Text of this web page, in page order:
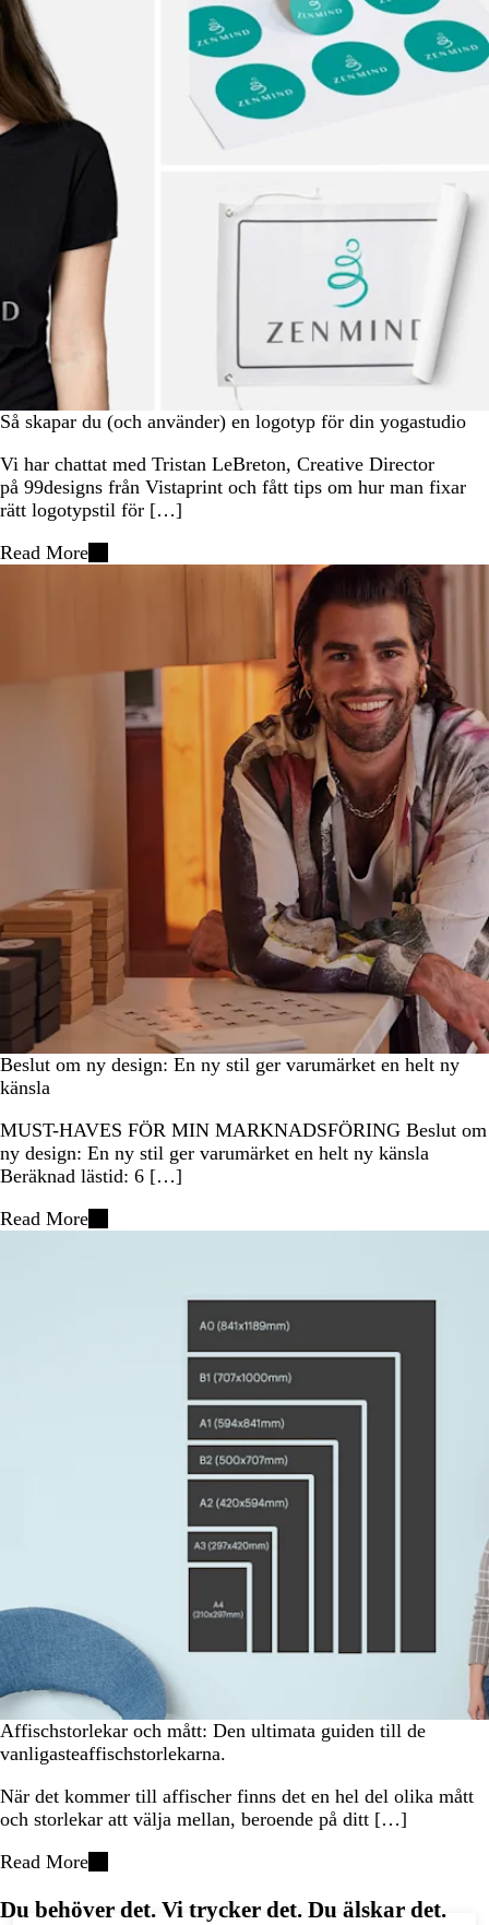
Så skapar du (och använder) en logotyp för din yogastudio
Vi har chattat med Tristan LeBreton, Creative Director
på 99designs från Vistaprint och fått tips om hur man fixar
rätt logotypstil för […]
Read More
Beslut om ny design: En ny stil ger varumärket en helt ny
känsla
MUST-HAVES FÖR MIN MARKNADSFÖRING Beslut om
ny design: En ny stil ger varumärket en helt ny känsla
Beräknad lästid: 6 […]
Read More
Affischstorlekar och mått: Den ultimata guiden till de
vanligasteaffischstorlekarna.
När det kommer till affischer finns det en hel del olika mått
och storlekar att välja mellan, beroende på ditt […]
Read More
Du behöver det. Vi trycker det. Du älskar det.